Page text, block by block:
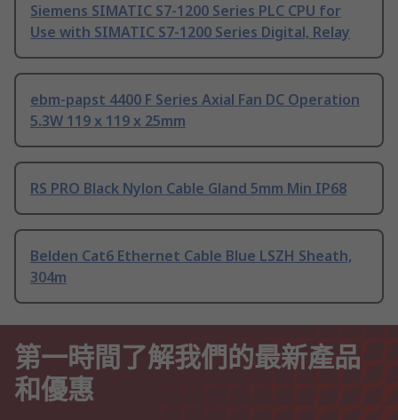
Siemens SIMATIC S7-1200 Series PLC CPU for
Use with SIMATIC S7-1200 Series Digital, Relay
ebm-papst 4400 F Series Axial Fan DC Operation
5.3W 119 x 119 x 25mm
RS PRO Black Nylon Cable Gland 5mm Min IP68
Belden Cat6 Ethernet Cable Blue LSZH Sheath,
304m
第一時間了解我們的最新產品
和優惠